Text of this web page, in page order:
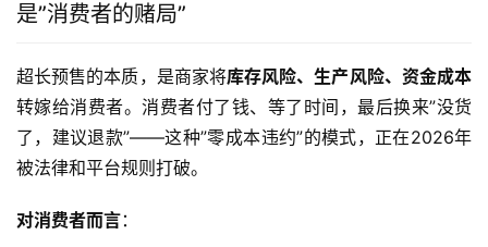
是”消费者的赌局”
超长预售的本质，是商家将库存风险、生产风险、资金成本
转嫁给消费者。消费者付了钱、等了时间，最后换来”没货
了，建议退款”——这种”零成本违约”的模式，正在2026年
被法律和平台规则打破。
对消费者而言：